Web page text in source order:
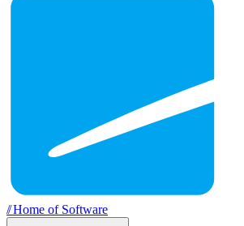
//Home of Software